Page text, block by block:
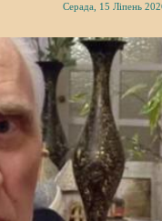
Серада, 15 Ліпень